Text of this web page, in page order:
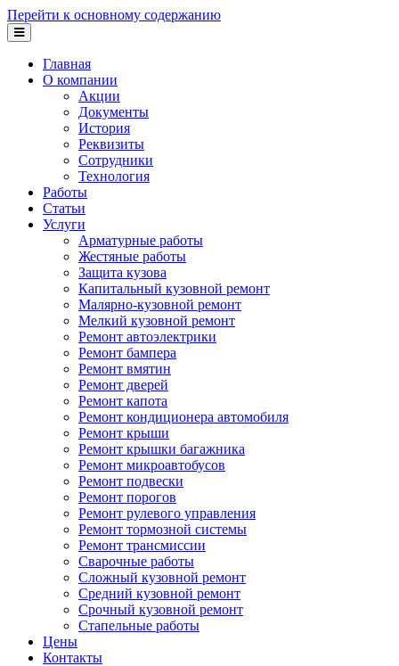
Перейти к основному содержанию
Главная
О компании
Акции
Документы
История
Реквизиты
Сотрудники
Технология
Работы
Статьи
Услуги
Арматурные работы
Жестяные работы
Защита кузова
Капитальный кузовной ремонт
Малярно-кузовной ремонт
Мелкий кузовной ремонт
Ремонт автоэлектрики
Ремонт бампера
Ремонт вмятин
Ремонт дверей
Ремонт капота
Ремонт кондиционера автомобиля
Ремонт крыши
Ремонт крышки багажника
Ремонт микроавтобусов
Ремонт подвески
Ремонт порогов
Ремонт рулевого управления
Ремонт тормозной системы
Ремонт трансмиссии
Сварочные работы
Сложный кузовной ремонт
Средний кузовной ремонт
Срочный кузовной ремонт
Стапельные работы
Цены
Контакты